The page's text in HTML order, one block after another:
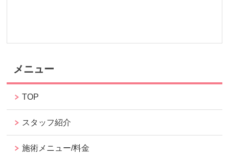
メニュー
TOP
スタッフ紹介
施術メニュー/料金